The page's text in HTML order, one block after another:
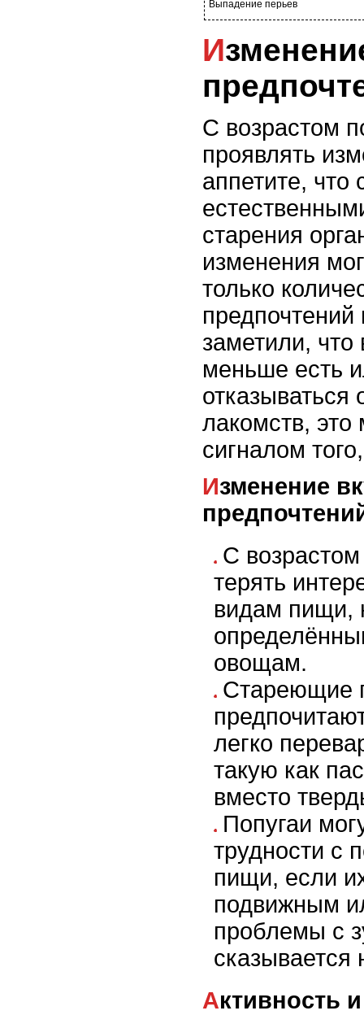
Выпадение перьев
Изменение в аппетите и
С возрастом
проявлять
аппетите, что
старения
изменения
только
заметили, что
меньше есть
отказываться
лакомств,
сигналом
Изменение вкусовых
С возрастом
терять
видам пищи,
овощам.
Стареющие
легко
такую как
вместо
Попугаи
трудности с
пищи, если
подвижным
проблемы с
Активность